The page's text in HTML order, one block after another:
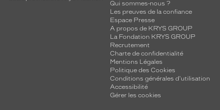
Qui sommes-nous ?
Les preuves de la confiance
Espace Presse
A propos de KRYS GROUP
La Fondation KRYS GROUP
Recrutement
Charte de confidentialité
Mentions Légales
Politique des Cookies
Conditions générales d'utilisation
Accessibilité
Gérer les cookies